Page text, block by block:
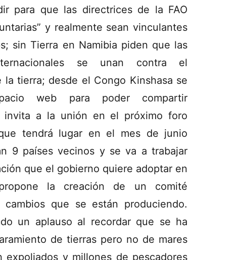
para que las directrices de la FAO
y realmente sean vinculantes
sin Tierra en Namibia piden que las
se unan contra el
la tierra; desde el Congo Kinshasa se
web para poder compartir
invita a la unión en el próximo foro
tendrá lugar en el mes de junio
9 países vecinos y se va a trabajar
que el gobierno quiere adoptar en
la creación de un comité
que se están produciendo.
un aplauso al recordar que se ha
de tierras pero no de mares
expoliados y millones de pescadores